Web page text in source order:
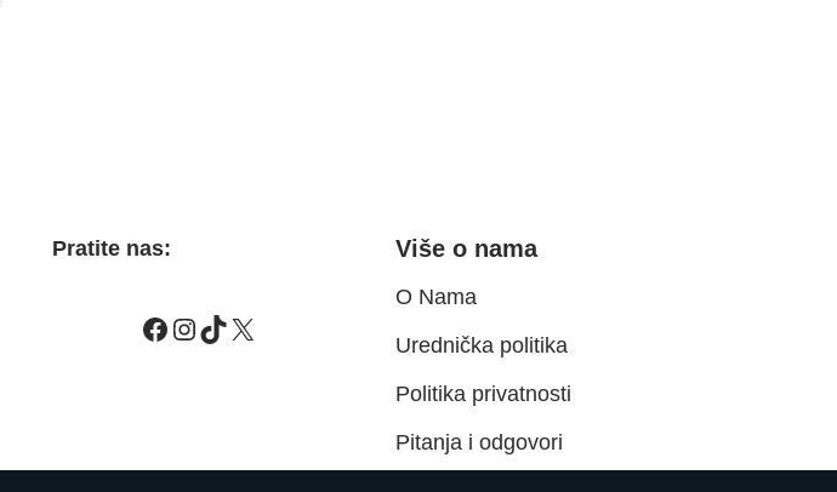
Pratite nas: Više o nama
O Nama
Urednička politika
Politika privatnosti
Pitanja i odgovori